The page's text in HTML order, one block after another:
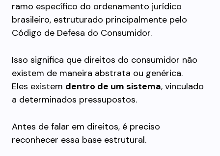
ramo específico do ordenamento jurídico
brasileiro, estruturado principalmente pelo
Código de Defesa do Consumidor.
Isso significa que direitos do consumidor não
existem de maneira abstrata ou genérica.
Eles existem dentro de um sistema, vinculado
a determinados pressupostos.
Antes de falar em direitos, é preciso
reconhecer essa base estrutural.